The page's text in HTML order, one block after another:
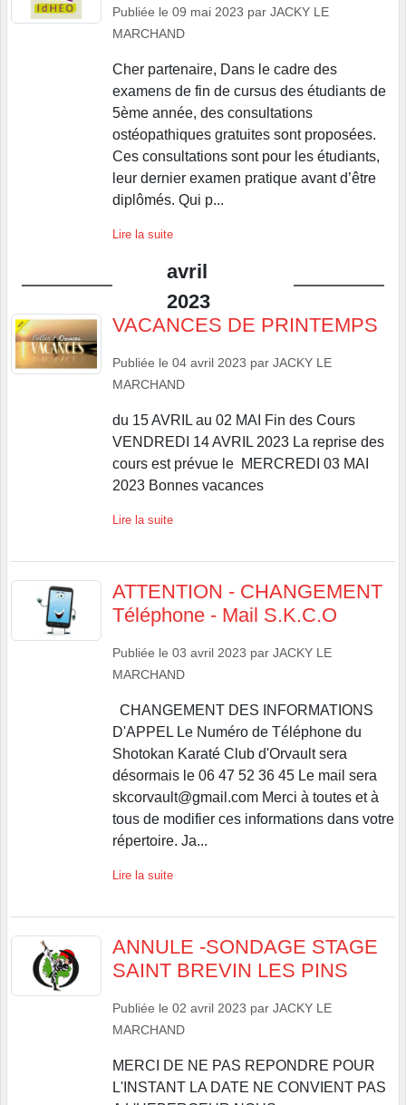
Publiée le 09 mai 2023 par JACKY LE
MARCHAND
Cher partenaire, Dans le cadre des
examens de fin de cursus des étudiants de
5ème année, des consultations
ostéopathiques gratuites sont proposées.
Ces consultations sont pour les étudiants,
leur dernier examen pratique avant d’être
diplômés. Qui p...
Lire la suite
avril
2023
VACANCES DE PRINTEMPS
Publiée le 04 avril 2023 par JACKY LE
MARCHAND
du 15 AVRIL au 02 MAI Fin des Cours
VENDREDI 14 AVRIL 2023 La reprise des
cours est prévue le MERCREDI 03 MAI
2023 Bonnes vacances
Lire la suite
ATTENTION - CHANGEMENT
Téléphone - Mail S.K.C.O
Publiée le 03 avril 2023 par JACKY LE
MARCHAND
CHANGEMENT DES INFORMATIONS
D'APPEL Le Numéro de Téléphone du
Shotokan Karaté Club d'Orvault sera
désormais le 06 47 52 36 45 Le mail sera
skcorvault@gmail.com Merci à toutes et à
tous de modifier ces informations dans votre
répertoire. Ja...
Lire la suite
ANNULE -SONDAGE STAGE
SAINT BREVIN LES PINS
Publiée le 02 avril 2023 par JACKY LE
MARCHAND
MERCI DE NE PAS REPONDRE POUR
L'INSTANT LA DATE NE CONVIENT PAS